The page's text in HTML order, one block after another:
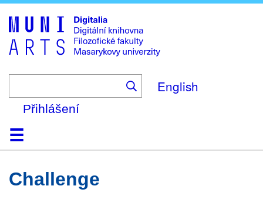
to
main
content
English
Přihlášení
DomůKolekce
Prohlížení
Vyhledávání
O platformě
Nápověda
KontaktDigitalia
Challenge